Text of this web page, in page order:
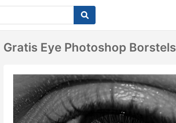
Gratis Eye Photoshop Borstels